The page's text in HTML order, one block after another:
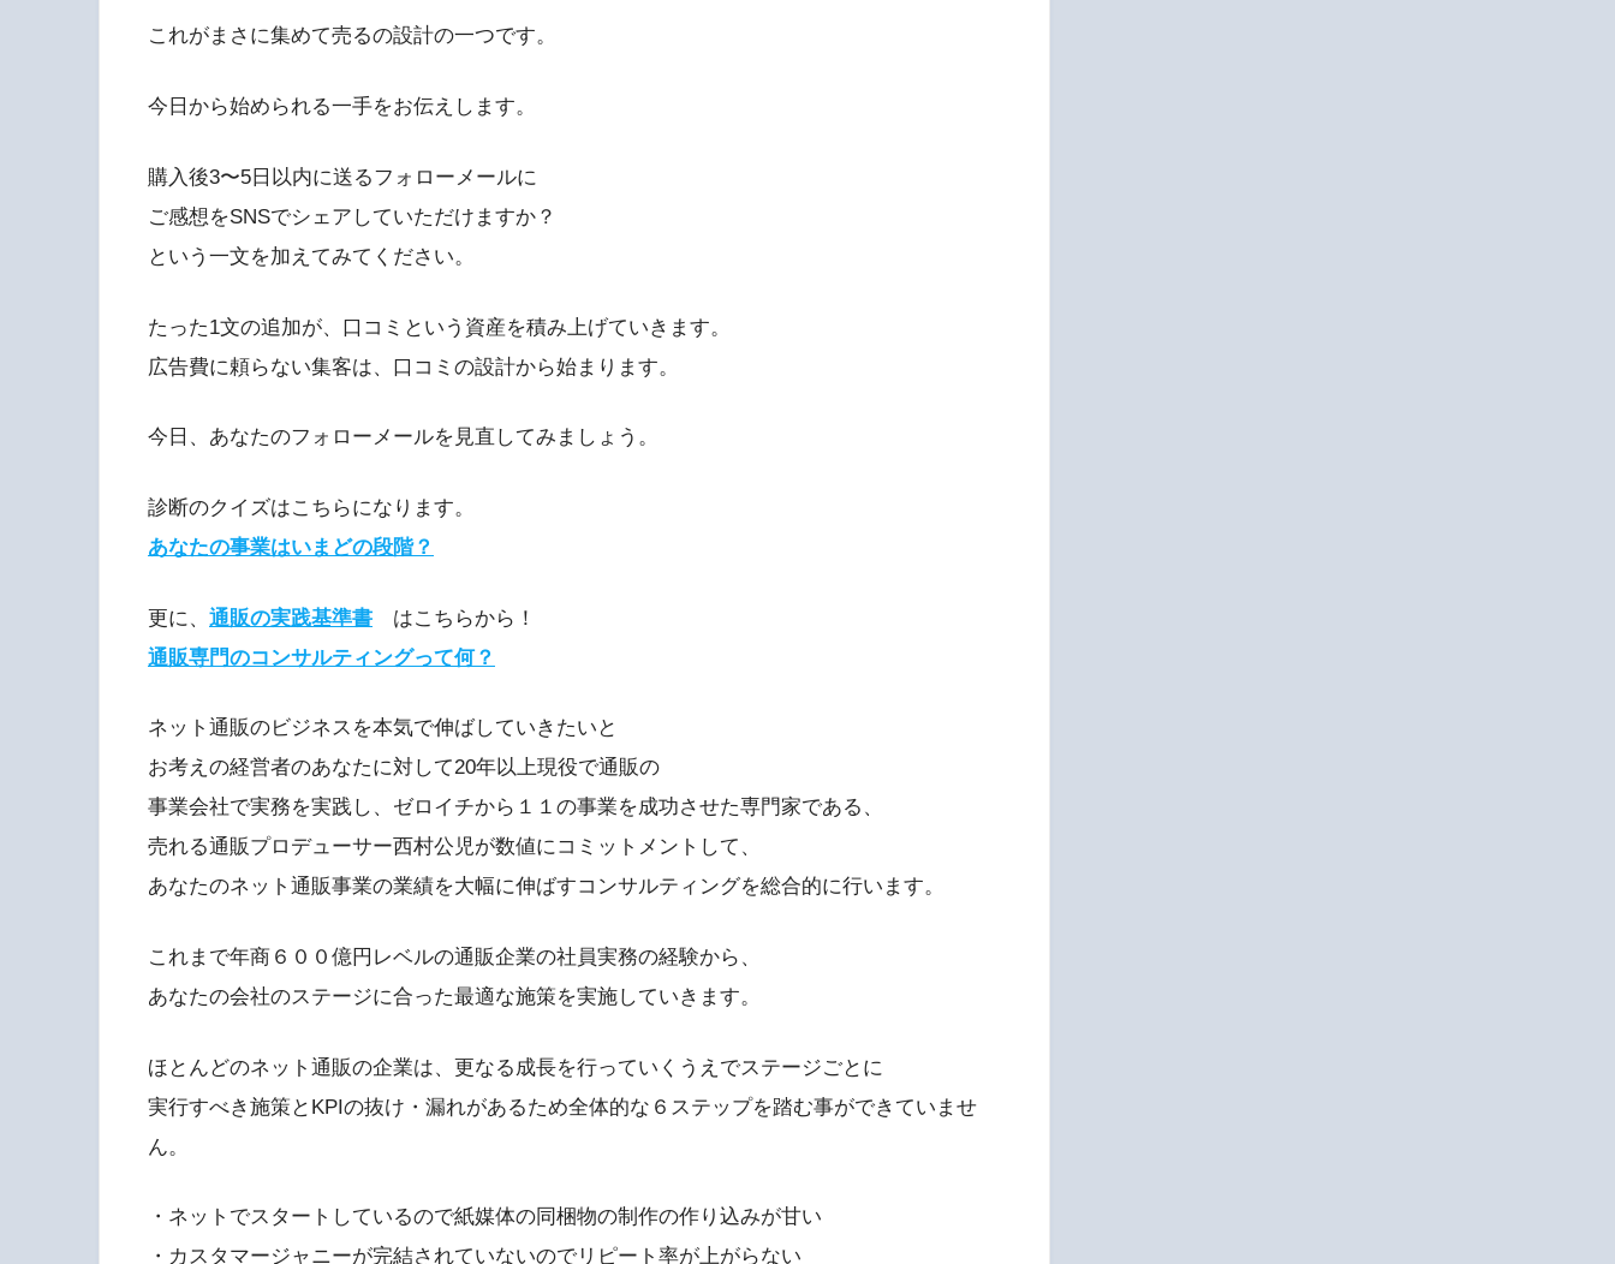
これがまさに集めて売るの設計の一つです。
今日から始められる一手をお伝えします。
購入後3〜5日以内に送るフォローメールに
ご感想をSNSでシェアしていただけますか？
という一文を加えてみてください。
たった1文の追加が、口コミという資産を積み上げていきます。
広告費に頼らない集客は、口コミの設計から始まります。
今日、あなたのフォローメールを見直してみましょう。
診断のクイズはこちらになります。
あなたの事業はいまどの段階？
更に、 通販の実践基準書 はこちらから！
通販専門のコンサルティングって何？
ネット通販のビジネスを本気で伸ばしていきたいと
お考えの経営者のあなたに対して20年以上現役で通販の
事業会社で実務を実践し、ゼロイチから１１の事業を成功させた専門家である、
売れる通販プロデューサー西村公児が数値にコミットメントして、
あなたのネット通販事業の業績を大幅に伸ばすコンサルティングを総合的に行います。
これまで年商６００億円レベルの通販企業の社員実務の経験から、
あなたの会社のステージに合った最適な施策を実施していきます。
ほとんどのネット通販の企業は、更なる成長を行っていくうえでステージごとに
実行すべき施策とKPIの抜け・漏れがあるため全体的な６ステップを踏む事ができていませ
ん。
・ネットでスタートしているので紙媒体の同梱物の制作の作り込みが甘い
・カスタマージャニーが完結されていないのでリピート率が上がらない